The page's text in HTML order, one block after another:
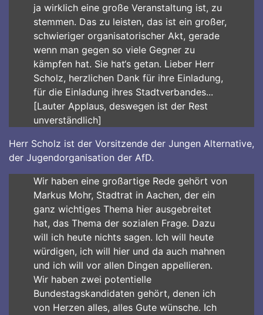
ja wirklich eine große Veranstaltung ist, zu
stemmen. Das zu leisten, das ist ein großer,
schwieriger organisatorischer Akt, gerade
wenn man gegen so viele Gegner zu
kämpfen hat. Sie hat‘s getan. Lieber Herr
Scholz, herzlichen Dank für ihre Einladung,
für die Einladung ihres Stadtverbandes...
[Lauter Applaus, deswegen ist der Rest
unverständlich]
Herr Scholz ist der Vorsitzende der Jungen Alternative,
der Jugendorganisation der AfD.
Wir haben eine großartige Rede gehört von
Markus Mohr, Stadtrat in Aachen, der ein
ganz wichtiges Thema hier ausgebreitet
hat, das Thema der sozialen Frage. Dazu
will ich heute nichts sagen. Ich will heute
würdigen, ich will hier und da auch mahnen
und ich will vor allen Dingen appellieren.
Wir haben zwei potentielle
Bundestagskandidaten gehört, denen ich
von Herzen alles, alles Gute wünsche. Ich